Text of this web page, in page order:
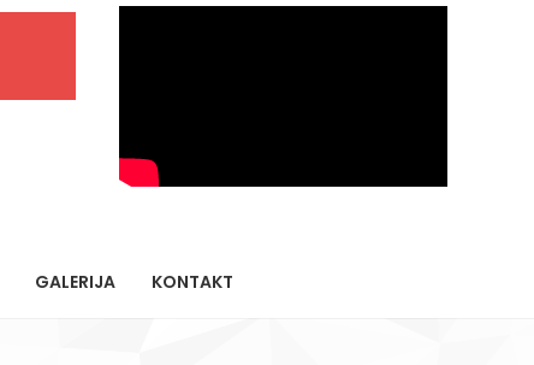
GALERIJA KONTAKT